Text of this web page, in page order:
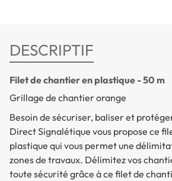
DESCRIPTIF
Filet de chantier en plastique - 50 m
Grillage de chantier orange
Besoin de sécuriser, baliser et
Direct Signalétique vous propose ce
plastique qui vous permet une
zones de travaux. Délimitez vos
toute sécurité grâce à ce filet de